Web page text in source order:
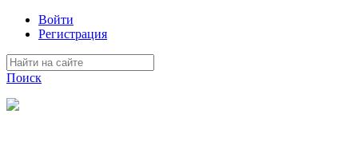
Войти
Регистрация
Поиск